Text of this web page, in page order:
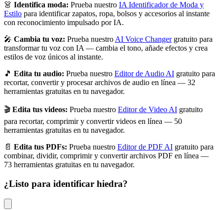
👗 Identifica moda: Prueba nuestro IA Identificador de Moda y
Estilo para identificar zapatos, ropa, bolsos y accesorios al instante
con reconocimiento impulsado por IA.
🎤 Cambia tu voz: Prueba nuestro AI Voice Changer gratuito para
transformar tu voz con IA — cambia el tono, añade efectos y crea
estilos de voz únicos al instante.
🎵 Edita tu audio: Prueba nuestro Editor de Audio AI gratuito para
recortar, convertir y procesar archivos de audio en línea — 32
herramientas gratuitas en tu navegador.
🎬 Edita tus videos: Prueba nuestro Editor de Video AI gratuito
para recortar, comprimir y convertir videos en línea — 50
herramientas gratuitas en tu navegador.
📄 Edita tus PDFs: Prueba nuestro Editor de PDF AI gratuito para
combinar, dividir, comprimir y convertir archivos PDF en línea —
73 herramientas gratuitas en tu navegador.
¿Listo para identificar hiedra?